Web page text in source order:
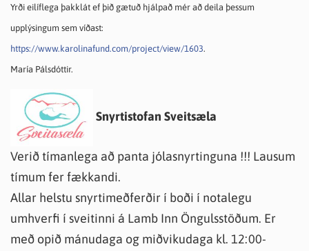
Yrði eilíflega þakklát ef þið gætuð hjálpað mér að deila þessum
upplýsingum sem víðast:
https://www.karolinafund.com/project/view/1603.
María Pálsdóttir.
Snyrtistofan Sveitsæla
Verið tímanlega að panta jólasnyrtinguna !!! Lausum
tímum fer fækkandi.
Allar helstu snyrtimeðferðir í boði í notalegu
umhverfi í sveitinni á Lamb Inn Öngulsstöðum. Er
með opið mánudaga og miðvikudaga kl. 12:00-